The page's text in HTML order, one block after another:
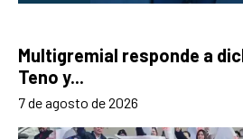
Multigremial responde a
Teno y...
7 de agosto de 2026